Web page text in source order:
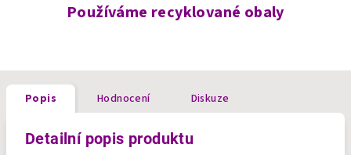
Používáme recyklované obaly
Popis Hodnocení Diskuze
Detailní popis produktu